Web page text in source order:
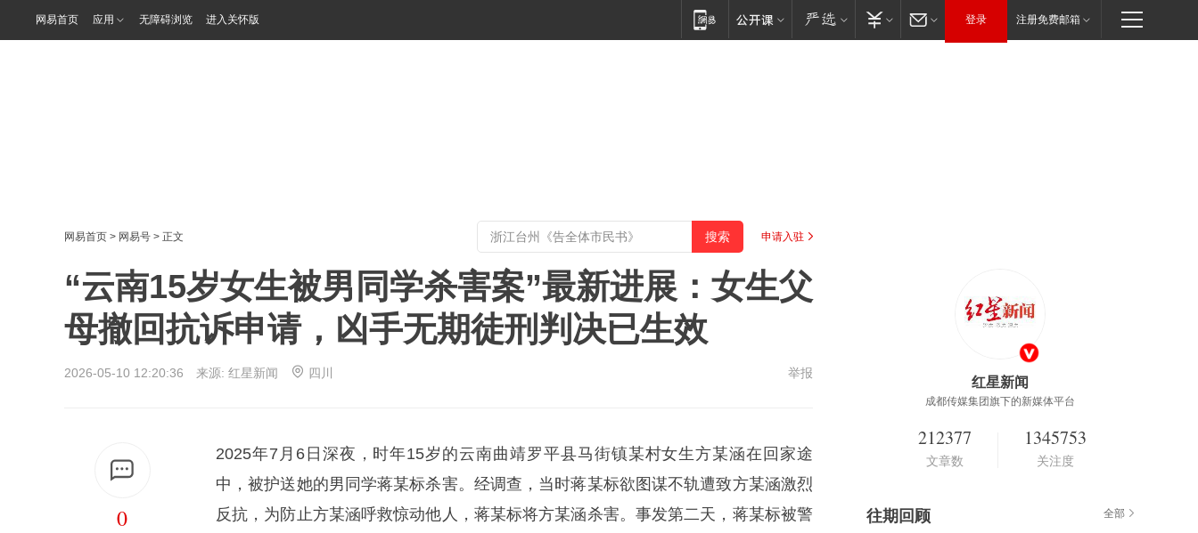
网易首页 应用 无障碍浏览 进入关怀版 登录 注册免费邮箱
网易首页 > 网易号 > 正文 申请入驻
“云南15岁女生被男同学杀害案”最新进展：女生父
母撤回抗诉申请，凶手无期徒刑判决已生效
2026-05-10 12:20:36 来源: 红星新闻 四川 举报
0
2025年7月6日深夜，时年15岁的云南曲靖罗平县马街镇某村女生方某涵在回家途
中，被护送她的男同学蒋某标杀害。经调查，当时蒋某标欲图谋不轨遭致方某涵激烈
反抗，为防止方某涵呼救惊动他人，蒋某标将方某涵杀害。事发第二天，蒋某标被警
红星新闻
成都传媒集团旗下的新媒体平台
212377
文章数
1345753
关注度
往期回顾 全部